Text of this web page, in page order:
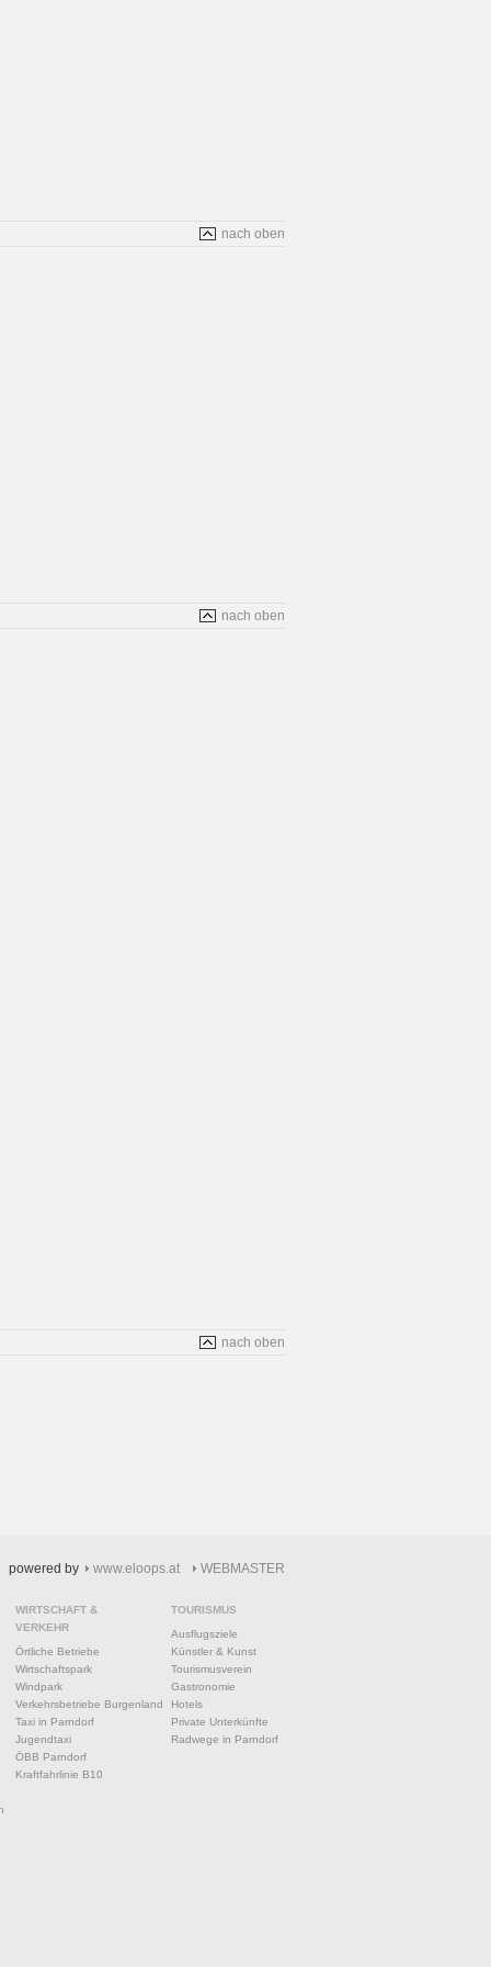
nach oben
nach oben
nach oben
powered by www.eloops.at WEBMASTER
WIRTSCHAFT &
VERKEHR
Örtliche Betriebe
Wirtschaftspark
Windpark
Verkehrsbetriebe Burgenland
Taxi in Parndorf
Jugendtaxi
ÖBB Parndorf
Kraftfahrlinie B10
TOURISMUS
Ausflugsziele
Künstler & Kunst
Tourismusverein
Gastronomie
Hotels
Private Unterkünfte
Radwege in Parndorf